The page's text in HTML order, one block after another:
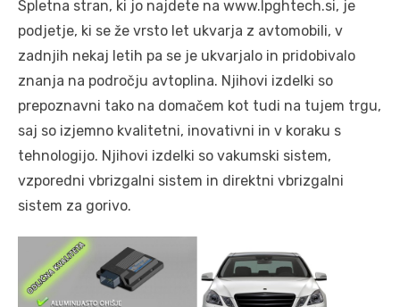
Spletna stran, ki jo najdete na www.lpghtech.si, je
podjetje, ki se že vrsto let ukvarja z avtomobili, v
zadnjih nekaj letih pa se je ukvarjalo in pridobivalo
znanja na področju avtoplina. Njihovi izdelki so
prepoznavni tako na domačem kot tudi na tujem trgu,
saj so izjemno kvalitetni, inovativni in v koraku s
tehnologijo. Njihovi izdelki so vakumski sistem,
vzporedni vbrizgalni sistem in direktni vbrizgalni
sistem za gorivo.